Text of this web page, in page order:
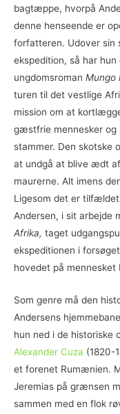
bagtæppe, hvorpå
denne henseende er
forfatteren. Udover sin
ekspedition, så har
ungdomsroman Mungo
turen til det vestlige
mission om at
gæstfrie mennesker og
stammer. Den skotske
at undgå at blive ædt
maurerne. Alt imens
Ligesom det er
Andersen, i sit arbejde
Afrika, taget
ekspeditionen i
hovedet på mennesket
Som genre må den
Andersens
hun ned i de
Alexander Cuza (1820-
et forenet Rumænien.
Jeremias på grænsen
sammen med en flok